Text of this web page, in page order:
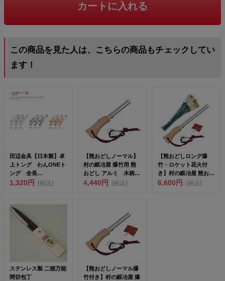
カートに入れる
この商品を見た人は、こちらの商品もチェックしてい
ます！
田辺金具【日本製】卓
上トング わんONEト
ング 全長
18cm（692549）<...
1,320円 (税込)
【熊おどしノーマル】
村の鍛冶屋 爆竹用 熊
おどし アルミ 木柄
カラビナ付 MK-0...
4,440円 (税込)
【熊おどしロング爆
竹・ロケット花火付
き】村の鍛冶屋 熊おど
しロングパイプ ロケッ
6,600円 (税込)
ステンレス製 二徳万能
間切包丁
【熊おどしノーマル爆
竹付き】村の鍛冶屋 爆